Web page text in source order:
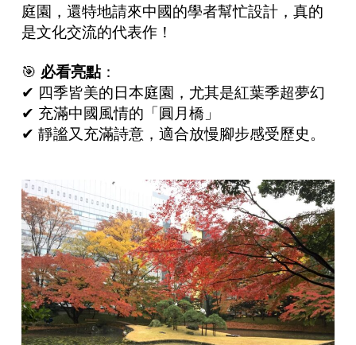
庭園，還特地請來中國的學者幫忙設計，真的
是文化交流的代表作！
🎯 必看亮點：
✔ 四季皆美的日本庭園，尤其是紅葉季超夢幻
✔ 充滿中國風情的「圓月橋」
✔ 靜謐又充滿詩意，適合放慢腳步感受歷史。